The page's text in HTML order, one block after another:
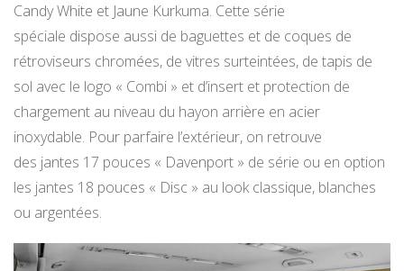
Candy White et Jaune Kurkuma. Cette série
spéciale dispose aussi de baguettes et de coques de
rétroviseurs chromées, de vitres surteintées, de tapis de
sol avec le logo « Combi » et d’insert et protection de
chargement au niveau du hayon arrière en acier
inoxydable. Pour parfaire l’extérieur, on retrouve
des jantes 17 pouces « Davenport » de série ou en option
les jantes 18 pouces « Disc » au look classique, blanches
ou argentées.